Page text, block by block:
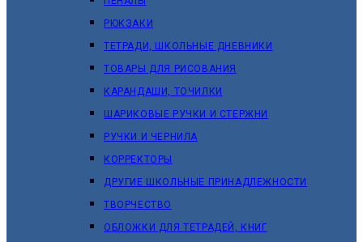
РЮКЗАКИ
ТЕТРАДИ, ШКОЛЬНЫЕ ДНЕВНИКИ
ТОВАРЫ ДЛЯ РИСОВАНИЯ
КАРАНДАШИ, ТОЧИЛКИ
ШАРИКОВЫЕ РУЧКИ И СТЕРЖНИ
РУЧКИ И ЧЕРНИЛА
КОРРЕКТОРЫ
ДРУГИЕ ШКОЛЬНЫЕ ПРИНАДЛЕЖНОСТИ
ТВОРЧЕСТВО
ОБЛОЖКИ ДЛЯ ТЕТРАДЕЙ, КНИГ